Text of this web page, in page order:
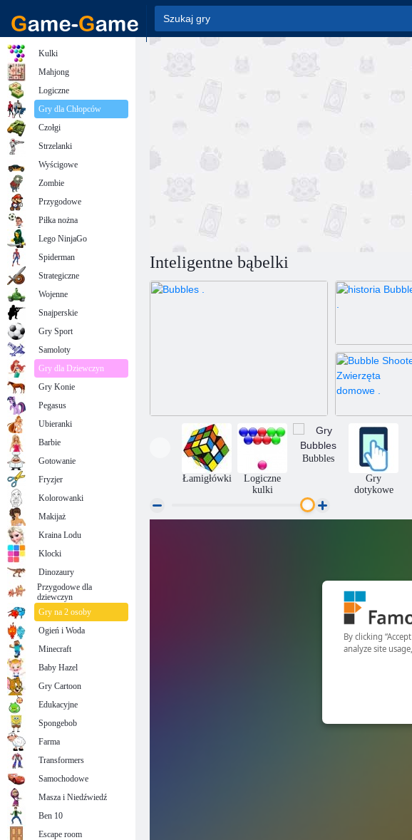
Inteligentne bąbelki
historia Bubble
Bubble Shooter
Zwierzęta
domowe
Łamigłówki
Logiczne
kulki
Bubbles
Gry
dotykowe
Kulki
Mahjong
Logiczne
Gry dla Chłopców
Czołgi
Strzelanki
Wyścigowe
Zombie
Przygodowe
Piłka nożna
Lego NinjaGo
Spiderman
Strategiczne
Wojenne
Snajperskie
Gry Sport
Samoloty
Gry dla Dziewczyn
Gry Konie
Pegasus
Ubieranki
Barbie
Gotowanie
Fryzjer
Kolorowanki
Makijaż
Kraina Lodu
Klocki
Dinozaury
Przygodowe dla
dziewczyn
Gry na 2 osoby
Ogień i Woda
Minecraft
Baby Hazel
Gry Cartoon
Edukacyjne
Spongebob
Farma
Transformers
Samochodowe
Masza i Niedźwiedź
Ben 10
Escape room